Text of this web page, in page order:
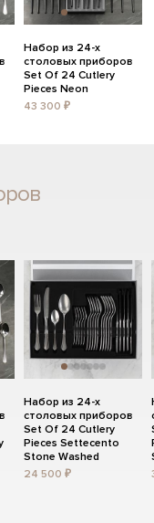
Набор из 24-х
столовых приборов
Set Of 24 Cutlery
Pieces Neon
43 300 ₽
Набор из 24-х
столовых приборов
Set Of 24 Cutlery
Pieces Settecento
Stone Washed
24 500 ₽